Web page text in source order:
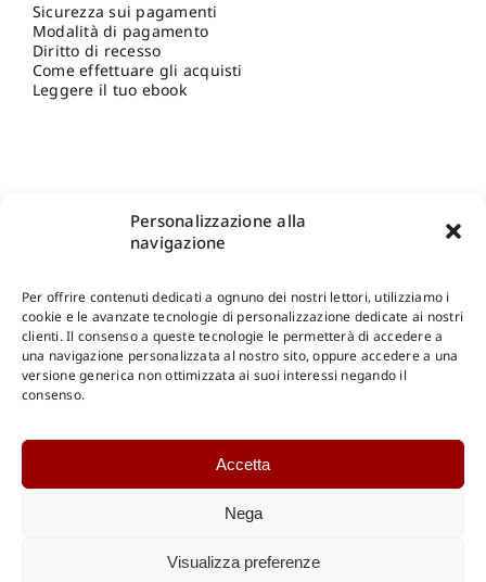
Personalizzazione alla
navigazione
Per offrire contenuti dedicati a ognuno dei nostri lettori, utilizziamo i
cookie e le avanzate tecnologie di personalizzazione dedicate ai nostri
clienti. Il consenso a queste tecnologie le permetterà di accedere a
una navigazione personalizzata al nostro sito, oppure accedere a una
versione generica non ottimizzata ai suoi interessi negando il
consenso.
Accetta
Nega
Visualizza preferenze
Sicurezza sui pagamenti
Modalità di pagamento
Diritto di recesso
Come effettuare gli acquisti
Leggere il tuo ebook
Shop Gangemi Editore-Pagamenti Sicuri e anche Rateali
Catalogo Online
Catalogo Internazionale
DOWNLOAD
Catalogo Internazionale